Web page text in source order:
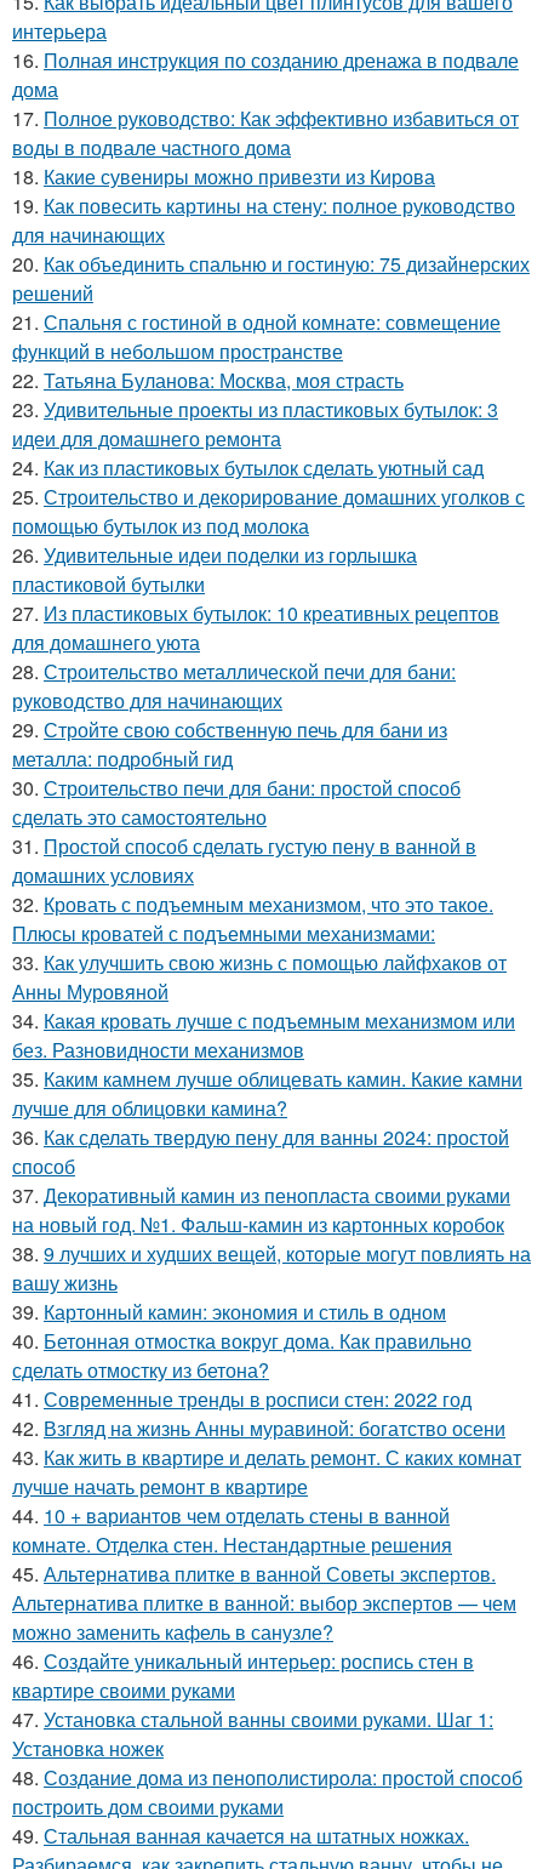
интерьера
16. Полная инструкция по созданию дренажа в подвале
дома
17. Полное руководство: Как эффективно избавиться от
воды в подвале частного дома
18. Какие сувениры можно привезти из Кирова
19. Как повесить картины на стену: полное руководство
для начинающих
20. Как объединить спальню и гостиную: 75 дизайнерских
решений
21. Спальня с гостиной в одной комнате: совмещение
функций в небольшом пространстве
22. Татьяна Буланова: Москва, моя страсть
23. Удивительные проекты из пластиковых бутылок: 3
идеи для домашнего ремонта
24. Как из пластиковых бутылок сделать уютный сад
25. Строительство и декорирование домашних уголков с
помощью бутылок из под молока
26. Удивительные идеи поделки из горлышка
пластиковой бутылки
27. Из пластиковых бутылок: 10 креативных рецептов
для домашнего уюта
28. Строительство металлической печи для бани:
руководство для начинающих
29. Стройте свою собственную печь для бани из
металла: подробный гид
30. Строительство печи для бани: простой способ
сделать это самостоятельно
31. Простой способ сделать густую пену в ванной в
домашних условиях
32. Кровать с подъемным механизмом, что это такое.
Плюсы кроватей с подъемными механизмами:
33. Как улучшить свою жизнь с помощью лайфхаков от
Анны Муровяной
34. Какая кровать лучше с подъемным механизмом или
без. Разновидности механизмов
35. Каким камнем лучше облицевать камин. Какие камни
лучше для облицовки камина?
36. Как сделать твердую пену для ванны 2024: простой
способ
37. Декоративный камин из пенопласта своими руками
на новый год. №1. Фальш-камин из картонных коробок
38. 9 лучших и худших вещей, которые могут повлиять на
вашу жизнь
39. Картонный камин: экономия и стиль в одном
40. Бетонная отмостка вокруг дома. Как правильно
сделать отмостку из бетона?
41. Современные тренды в росписи стен: 2022 год
42. Взгляд на жизнь Анны муравиной: богатство осени
43. Как жить в квартире и делать ремонт. С каких комнат
лучше начать ремонт в квартире
44. 10 + вариантов чем отделать стены в ванной
комнате. Отделка стен. Нестандартные решения
45. Альтернатива плитке в ванной Советы экспертов.
Альтернатива плитке в ванной: выбор экспертов — чем
можно заменить кафель в санузле?
46. Создайте уникальный интерьер: роспись стен в
квартире своими руками
47. Установка стальной ванны своими руками. Шаг 1:
Установка ножек
48. Создание дома из пенополистирола: простой способ
построить дом своими руками
49. Стальная ванная качается на штатных ножках.